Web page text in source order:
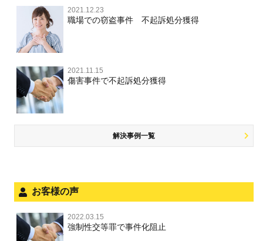
自転車事故
銃刀法違反
風営法・風適法違反
文書偽造・偽造文書行使
刑事事件で被疑者を不起訴処分にするには
事件を秘密にするためにとるべき行動とは
自首・出頭の不安や悩みを解消するためには
逮捕・監禁
略取・誘拐・人身売買
器物損壊
業務妨害
公務執行妨害
監護者わいせつ
不同意性交等・監護者性交等
淫行・援助交際
公然わいせつ罪，わいせつ物頒布罪，淫行勧誘罪
児童ポルノ，リベンジポルノ
風営法・風適法違反
詐欺罪
恐喝罪
横領・背任
盗品売買・譲り受け等
知的財産と刑事事件
覚せい剤
大麻
麻薬及び向精神薬
危険ドラッグ
交通違反・交通事故 TOP
人身事故・死亡事故
ひき逃げ・当て逃げ
無免許運転
飲酒運転
その他
その他 TOP
商標法違反
放火・失火
犯罪収益移転防止法違反
ストーカー事件
銃刀法違反
児童虐待・保護責任者遺棄
文書偽造・偽造文書行使
国選弁護士と私選弁護士の違い
裁判員裁判
司法取引・刑事免責
取調べの注意点
少年事件の手続と特色
法人と刑事事件（脱税関係，従業員逮捕，予防法務等）
2021.12.23
職場での窃盗事件 不起訴処分獲得
2021.11.15
傷害事件で不起訴処分獲得
解決事例一覧
お客様の声
2022.03.15
強制性交等罪で事件化阻止